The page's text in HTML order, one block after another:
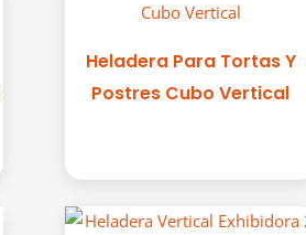
Heladera Para Tortas Y
Postres Cubo Vertical